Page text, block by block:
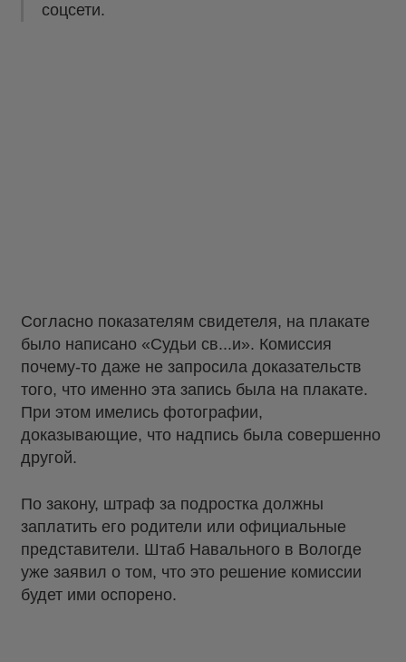
соцсети.
Согласно показателям свидетеля, на плакате
было написано «Судьи св...и». Комиссия
почему-то даже не запросила доказательств
того, что именно эта запись была на плакате.
При этом имелись фотографии,
доказывающие, что надпись была совершенно
другой.
По закону, штраф за подростка должны
заплатить его родители или официальные
представители. Штаб Навального в Вологде
уже заявил о том, что это решение комиссии
будет ими оспорено.